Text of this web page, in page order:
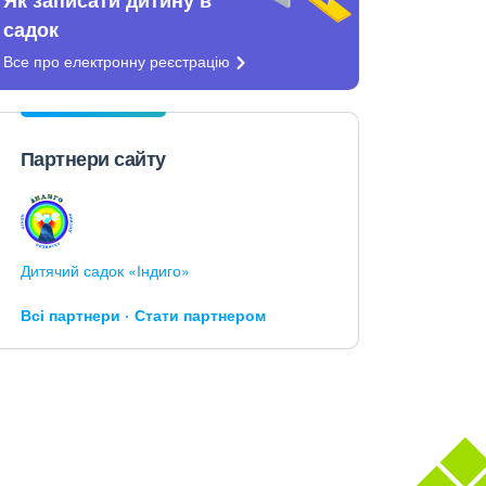
садок
Все про електронну реєстрацію
Партнери сайту
Дитячий садок «Індиго»
Всі партнери Стати партнером